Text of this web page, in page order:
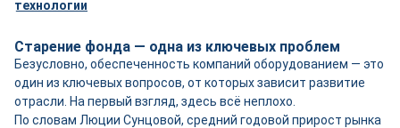
Старение фонда — одна из ключевых проблем
Безусловно, обеспеченность компаний оборудованием — это
один из ключевых вопросов, от которых зависит развитие
отрасли. На первый взгляд, здесь всё неплохо.
По словам Люции Сунцовой, средний годовой прирост рынка